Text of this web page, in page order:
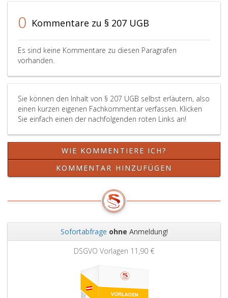
0 Kommentare zu § 207 UGB
Es sind keine Kommentare zu diesen Paragrafen
vorhanden.
Sie können den Inhalt von § 207 UGB selbst erläutern, also
einen kurzen eigenen Fachkommentar verfassen. Klicken
Sie einfach einen der nachfolgenden roten Links an!
WIE KOMMENTIERE ICH?
KOMMENTAR HINZUFÜGEN
Sofortabfrage ohne Anmeldung!
DSGVO Vorlagen 11,90 €